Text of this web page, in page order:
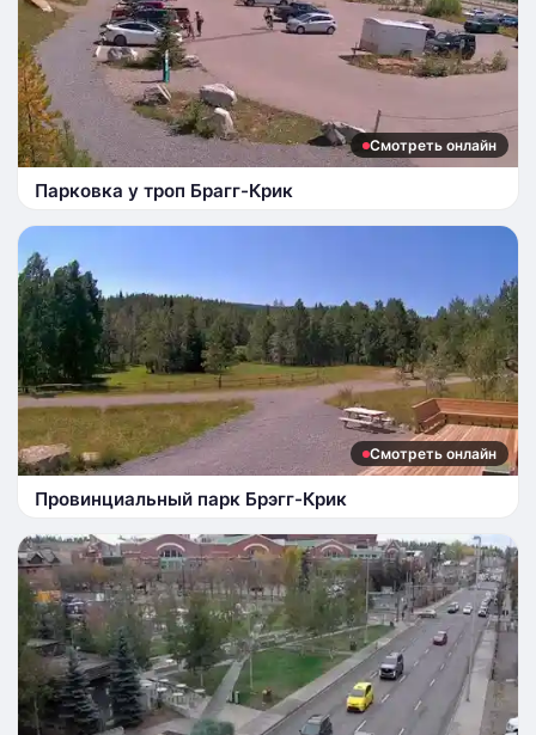
Смотреть онлайн
Парковка у троп Брагг-Крик
Смотреть онлайн
Провинциальный парк Брэгг-Крик